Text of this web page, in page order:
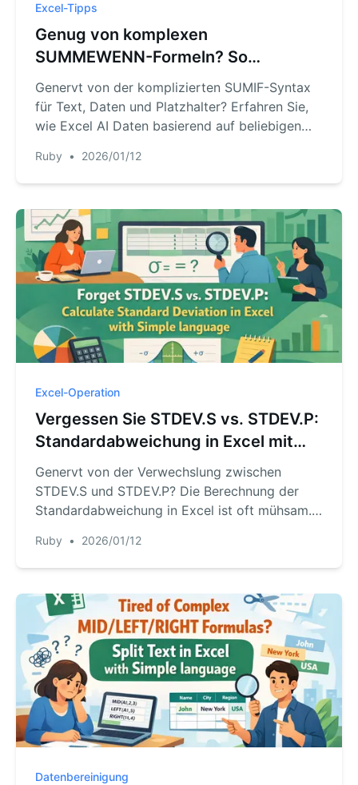
Excel-Tipps
Genug von komplexen
SUMMEWENN-Formeln? So
summieren Sie Daten in Excel
intelligenter.
Genervt von der komplizierten SUMIF-Syntax
für Text, Daten und Platzhalter? Erfahren Sie,
wie Excel AI Daten basierend auf beliebigen
natürlicher Sprache. Sparen Sie Stunden und
vermeiden Sie Formelfehler mit RowSpeak.
Ruby • 2026/01/12
Excel-Operation
Vergessen Sie STDEV.S vs. STDEV.P:
Standardabweichung in Excel mit
einfacher Sprache berechnen
Genervt von der Verwechslung zwischen
STDEV.S und STDEV.P? Die Berechnung der
Standardabweichung in Excel ist oft mühsam.
und zeigt einen smarteren Weg mit Excel-KI.
Überlassen Sie RowSpeak die komplexe
Erkenntnisse.
Ruby • 2026/01/12
Datenbereinigung